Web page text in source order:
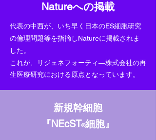
Natureへの掲載
代表の中西が、いち早く日本のES細胞研究
の倫理問題等を指摘しNatureに掲載されま
した。
これが、リジェネフォーティ―株式会社の再
生医療研究における原点となっています。
新規幹細胞
『NEcST®細胞』